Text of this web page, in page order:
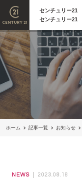
センチュリー21
センチュリー21
ホーム 記事一覧 お知らせ
NEWS 2023.08.18